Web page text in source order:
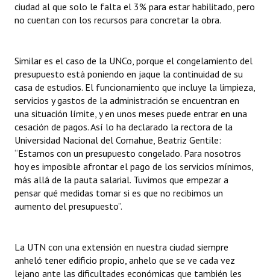
ciudad al que solo le falta el 3% para estar habilitado, pero
no cuentan con los recursos para concretar la obra.
Similar es el caso de la UNCo, porque el congelamiento del
presupuesto está poniendo en jaque la continuidad de su
casa de estudios. El funcionamiento que incluye la limpieza,
servicios y gastos de la administración se encuentran en
una situación límite, y en unos meses puede entrar en una
cesación de pagos. Así lo ha declarado la rectora de la
Universidad Nacional del Comahue, Beatriz Gentile:
“Estamos con un presupuesto congelado. Para nosotros
hoy es imposible afrontar el pago de los servicios mínimos,
más allá de la pauta salarial. Tuvimos que empezar a
pensar qué medidas tomar si es que no recibimos un
aumento del presupuesto”.
La UTN con una extensión en nuestra ciudad siempre
anheló tener edificio propio, anhelo que se ve cada vez
lejano ante las dificultades económicas que también les